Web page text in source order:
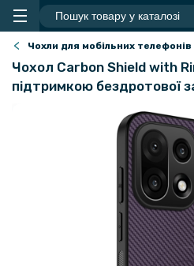
Чохли для мобільних телефонів
Чохол Carbon Shield with
підтримкою бездротової